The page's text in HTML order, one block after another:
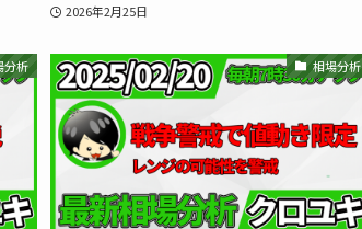
TradingView スキャルピング
2026年2月25日
分析 相場分析